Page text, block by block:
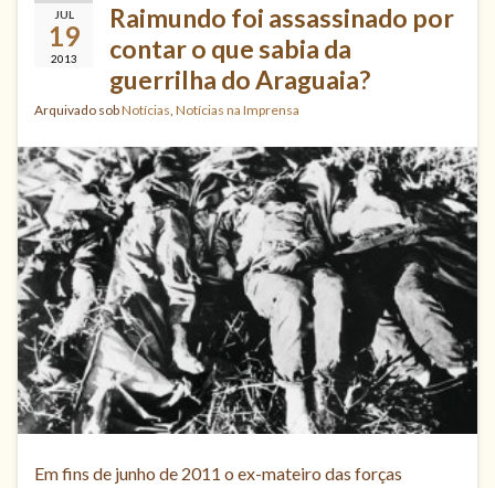
JUL
19
2013
Raimundo foi assassinado por
contar o que sabia da
guerrilha do Araguaia?
Arquivado sobNotícias Notícias na Imprensa
Em fins de junho de 2011 o ex-mateiro das forças